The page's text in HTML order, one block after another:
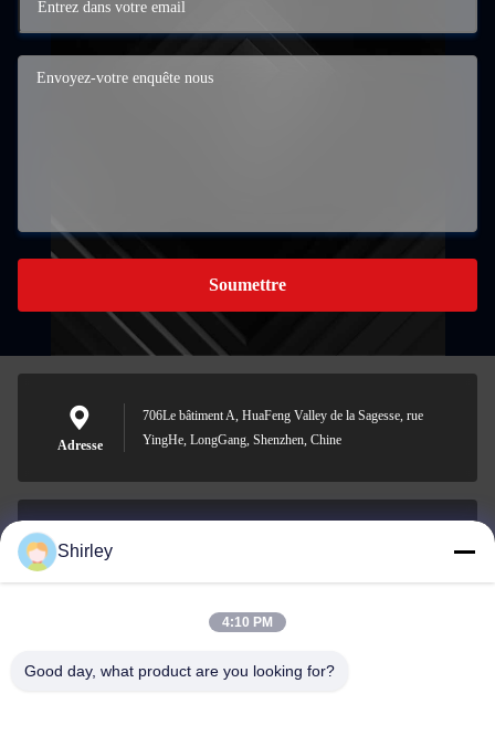
Soumettre
Adresse
706Le bâtiment A, HuaFeng Valley de la Sagesse, rue
YingHe, LongGang, Shenzhen, Chine
0086-18148506772
Shirley
4:10 PM
Good day, what product are you looking for?